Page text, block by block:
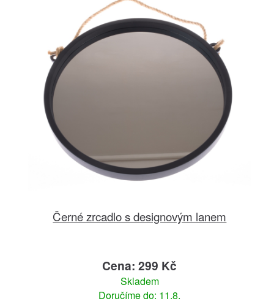
Černé zrcadlo s designovým lanem
Cena: 299 Kč
Skladem
Doručíme do: 11.8.